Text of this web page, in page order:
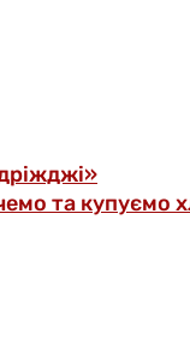
та купуємо